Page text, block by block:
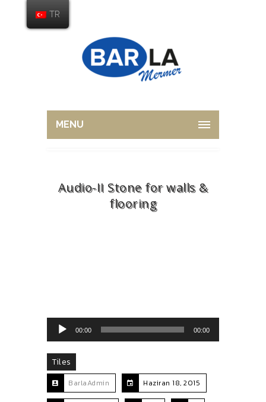
MENU
Audio-II Stone for walls &
flooring
Ses oynatıcı
00:00 00:00
Tiles
BarlaAdmin Haziran 18, 2015
TR